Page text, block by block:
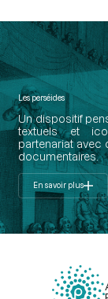
Les perséides
Un dispositif
textuels et
partenariat avec
documentaires.
En savoir plus